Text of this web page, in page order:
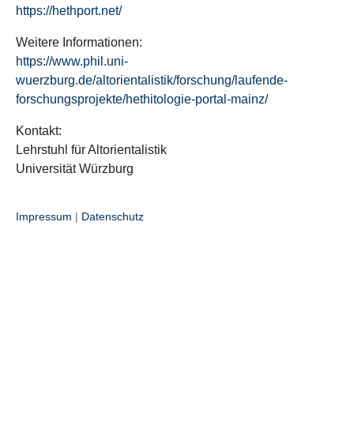
https://hethport.net/
Weitere Informationen:
https://www.phil.uni-
wuerzburg.de/altorientalistik/forschung/laufende-
forschungsprojekte/hethitologie-portal-mainz/
Kontakt:
Lehrstuhl für Altorientalistik
Universität Würzburg
Impressum | Datenschutz